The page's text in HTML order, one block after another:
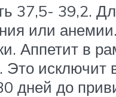
37,5- 39,2.
или
Аппетит в
Это исключит
дней до